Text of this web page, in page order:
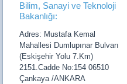
Bilim, Sanayi ve Teknoloji
Bakanlığı:
Adres: Mustafa Kemal
Mahallesi Dumlupınar Bulvarı
(Eskişehir Yolu 7.Km)
2151.Cadde No:154 06510
Çankaya /ANKARA